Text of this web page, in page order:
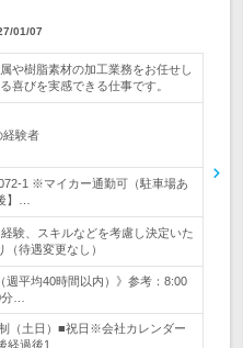
01/07
や樹脂素材の加工業務をお任せし
喜びを実感できる仕事です。
経験者
1 ※マイカー通勤可（駐車場あ
】…
験、スキルなどを考慮し決定いた
待遇変更なし）
週平均40時間以内）》参考：8:00
…
（土日）■祝日※会社カレンダー
経過後1…